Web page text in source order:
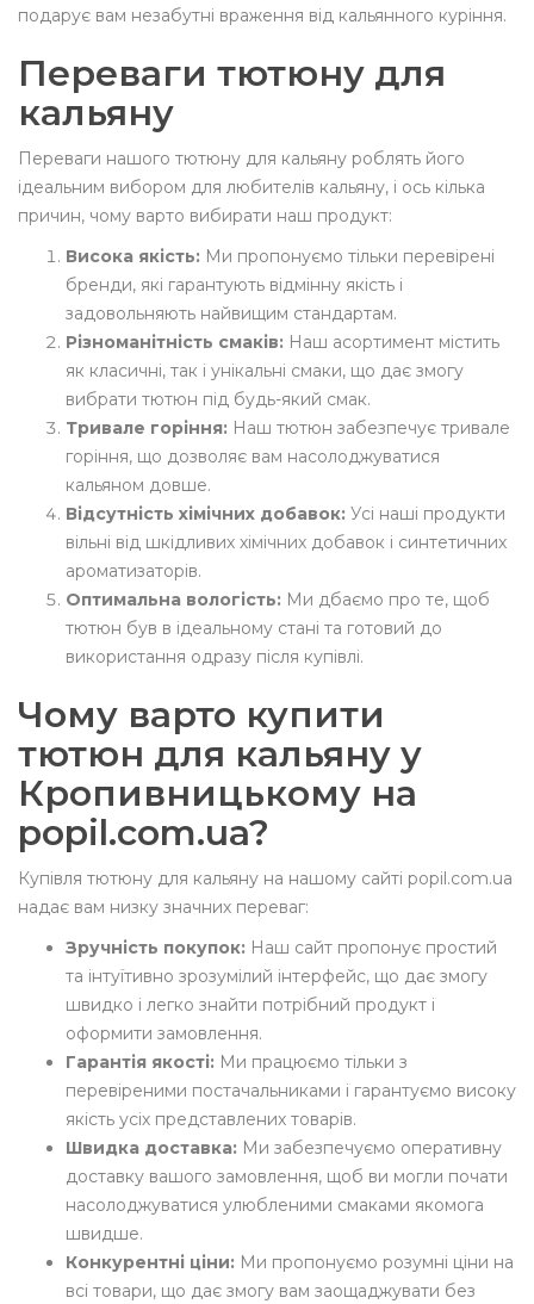
подарує вам незабутні враження від кальянного куріння.
Переваги тютюну для
кальяну
Переваги нашого тютюну для кальяну роблять його
ідеальним вибором для любителів кальяну, і ось кілька
причин, чому варто вибирати наш продукт:
Висока якість: Ми пропонуємо тільки перевірені
бренди, які гарантують відмінну якість і
задовольняють найвищим стандартам.
Різноманітність смаків: Наш асортимент містить
як класичні, так і унікальні смаки, що дає змогу
вибрати тютюн під будь-який смак.
Тривале горіння: Наш тютюн забезпечує тривале
горіння, що дозволяє вам насолоджуватися
кальяном довше.
Відсутність хімічних добавок: Усі наші продукти
вільні від шкідливих хімічних добавок і синтетичних
ароматизаторів.
Оптимальна вологість: Ми дбаємо про те, щоб
тютюн був в ідеальному стані та готовий до
використання одразу після купівлі.
Чому варто купити
тютюн для кальяну у
Кропивницькому на
popil.com.ua?
Купівля тютюну для кальяну на нашому сайті popil.com.ua
надає вам низку значних переваг:
Зручність покупок: Наш сайт пропонує простий
та інтуїтивно зрозумілий інтерфейс, що дає змогу
швидко і легко знайти потрібний продукт і
оформити замовлення.
Гарантія якості: Ми працюємо тільки з
перевіреними постачальниками і гарантуємо високу
якість усіх представлених товарів.
Швидка доставка: Ми забезпечуємо оперативну
доставку вашого замовлення, щоб ви могли почати
насолоджуватися улюбленими смаками якомога
швидше.
Конкурентні ціни: Ми пропонуємо розумні ціни на
всі товари, що дає змогу вам заощаджувати без